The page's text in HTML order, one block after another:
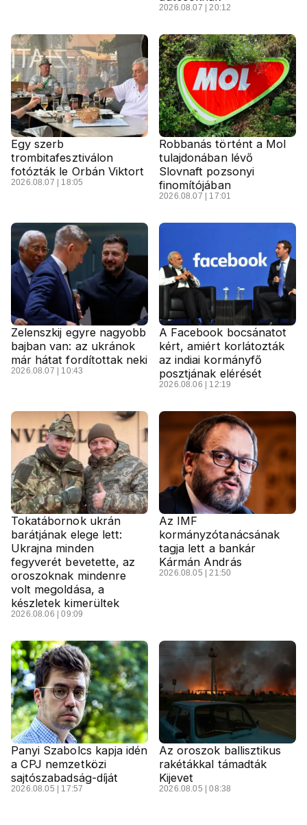
2026.08.07 | 20:12
Egy szerb
trombitafesztiválon
fotózták le Orbán Viktort
2026.08.07 | 18:05
Robbanás történt a Mol
tulajdonában lévő
Slovnaft pozsonyi
finomítójában
2026.08.07 | 17:01
Zelenszkij egyre nagyobb
bajban van: az ukránok
már hátat fordítottak neki
2026.08.07 | 10:43
A Facebook bocsánatot
kért, amiért korlátozták
az indiai kormányfő
posztjának elérését
2026.08.06 | 12:19
Tokatábornok ukrán
barátjának elege lett:
Ukrajna minden
fegyverét bevetette, az
oroszoknak mindenre
volt megoldása, a
készletek kimerültek
2026.08.06 | 09:09
Az IMF
kormányzótanácsának
tagja lett a bankár
Kármán András
2026.08.05 | 21:50
Panyi Szabolcs kapja idén
a CPJ nemzetközi
sajtószabadság-díját
2026.08.05 | 17:57
Az oroszok ballisztikus
rakétákkal támadták
Kijevet
2026.08.05 | 08:38